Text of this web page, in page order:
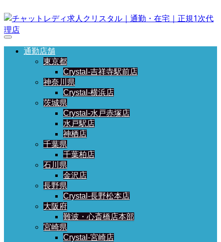
通勤店舗
東京都
Crystal-吉祥寺駅前店
神奈川県
Crystal-横浜店
茨城県
Crystal-水戸赤塚店
水戸駅店
神栖店
千葉県
千葉柏店
石川県
金沢店
長野県
Crystal-長野松本店
大阪府
難波・心斎橋店本部
宮崎県
Crystal-宮崎店